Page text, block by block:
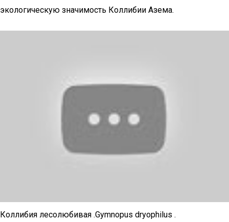
экологическую значимость Коллибии Азема.
Коллибия лесолюбивая .Gymnopus dryophilus .